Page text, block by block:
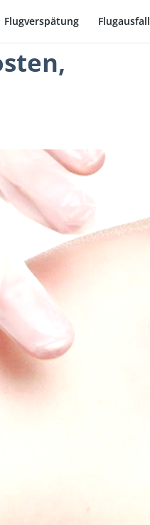
Flugverspätung Flugausfall